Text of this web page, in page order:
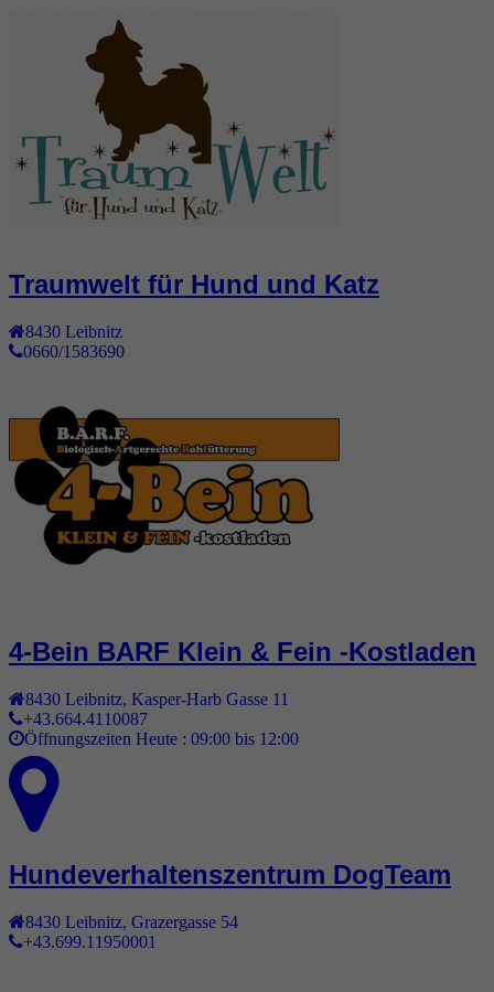
Traumwelt für Hund und Katz
8430 Leibnitz
0660/1583690
4-Bein BARF Klein & Fein -Kostladen
8430 Leibnitz Kasper-Harb Gasse 11
+43.664.4110087
Öffnungszeiten Heute : 09:00 bis 12:00
Hundeverhaltenszentrum DogTeam
8430 Leibnitz Grazergasse 54
+43.699.11950001